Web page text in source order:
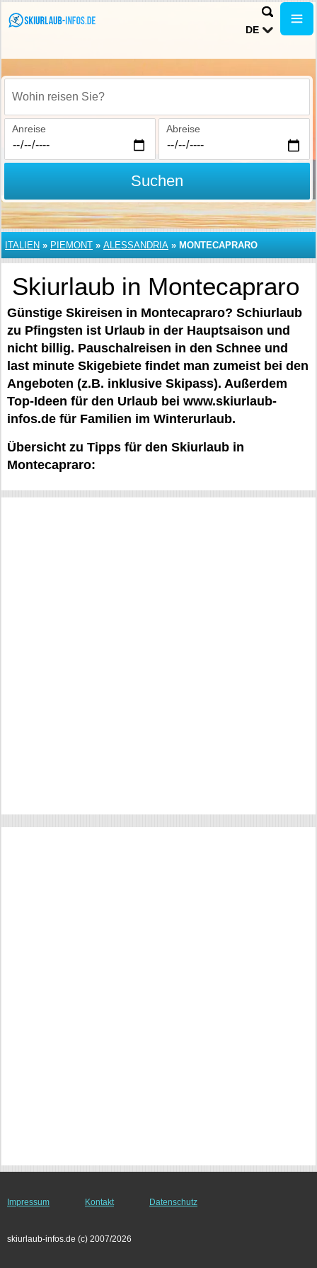
DE
Wohin reisen Sie?
Anreise Abreise
Suchen
ITALIEN » PIEMONT » ALESSANDRIA » MONTECAPRARO
Skiurlaub in Montecapraro
Günstige Skireisen in Montecapraro? Schiurlaub
zu Pfingsten ist Urlaub in der Hauptsaison und
nicht billig. Pauschalreisen in den Schnee und
last minute Skigebiete findet man zumeist bei den
Angeboten (z.B. inklusive Skipass). Außerdem
Top-Ideen für den Urlaub bei www.skiurlaub-
infos.de für Familien im Winterurlaub.
Übersicht zu Tipps für den Skiurlaub in
Montecapraro:
Impressum Kontakt Datenschutz
skiurlaub-infos.de (c) 2007/2026